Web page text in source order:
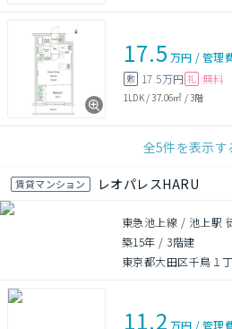
17.5 万円 /管理
敷 17.5万円 礼 無料
1LDK/37.06㎡ /3階
全5件を表示す
賃貸マンション レオパレスHARU
東急池上線 / 池上駅
築15年 / 3階建
東京都大田区千鳥１
11.2 万円 /管理